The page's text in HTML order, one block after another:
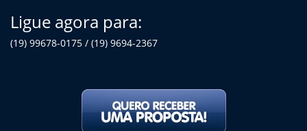
Ligue agora para:
(19) 99678-0175 / (19) 9694-2367